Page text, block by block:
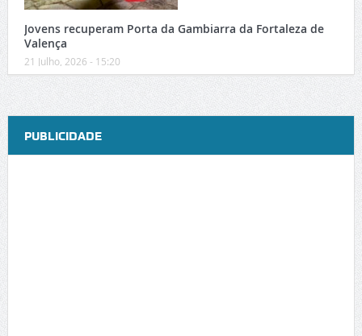
Jovens recuperam Porta da Gambiarra da Fortaleza de
Valença
21 Julho, 2026 - 15:20
PUBLICIDADE